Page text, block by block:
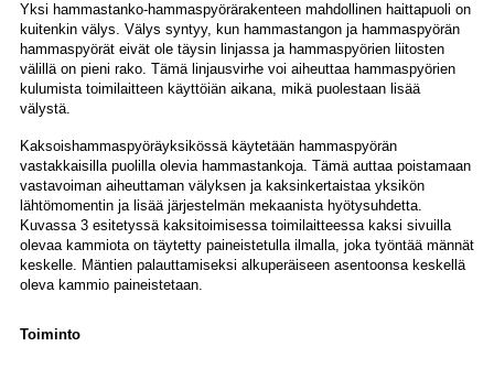
Yksi hammastanko-hammaspyörärakenteen mahdollinen haittapuoli on
kuitenkin välys. Välys syntyy, kun hammastangon ja hammaspyörän
hammaspyörät eivät ole täysin linjassa ja hammaspyörien liitosten
välillä on pieni rako. Tämä linjausvirhe voi aiheuttaa hammaspyörien
kulumista toimilaitteen käyttöiän aikana, mikä puolestaan ​​lisää
välystä.
Kaksoishammaspyöräyksikössä käytetään hammaspyörän
vastakkaisilla puolilla olevia hammastankoja. Tämä auttaa poistamaan
vastavoiman aiheuttaman välyksen ja kaksinkertaistaa yksikön
lähtömomentin ja lisää järjestelmän mekaanista hyötysuhdetta.
Kuvassa 3 esitetyssä kaksitoimisessa toimilaitteessa kaksi sivuilla
olevaa kammiota on täytetty paineistetulla ilmalla, joka työntää männät
keskelle. Mäntien palauttamiseksi alkuperäiseen asentoonsa keskellä
oleva kammio paineistetaan.
Toiminto